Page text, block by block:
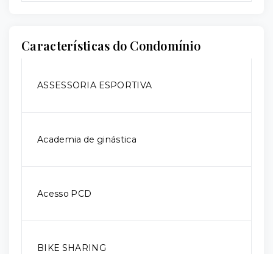
Características do Condomínio
ASSESSORIA ESPORTIVA
Academia de ginástica
Acesso PCD
BIKE SHARING